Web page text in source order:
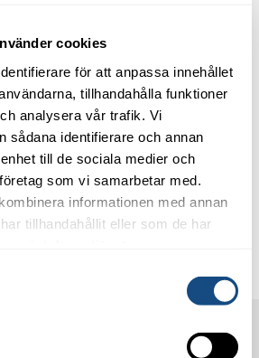
cookies
för att anpassa innehållet
tillhandahålla funktioner
analysera vår trafik. Vi
sådana identifierare och annan
till de sociala medier och
som vi samarbetar med.
informationen med annan
tillhandahållit eller som de har
i Västervik AB